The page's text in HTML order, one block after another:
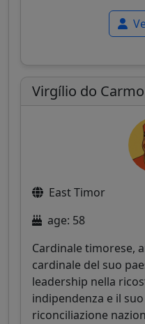
Virgílio do
East Timor
age: 58
Cardinale timorese,
cardinale del suo
leadership nella
indipendenza e il
riconciliazione